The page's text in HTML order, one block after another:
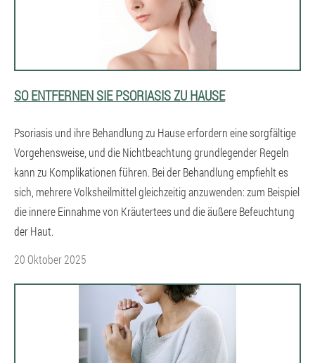
SO ENTFERNEN SIE PSORIASIS ZU HAUSE
Psoriasis und ihre Behandlung zu Hause erfordern eine sorgfältige
Vorgehensweise, und die Nichtbeachtung grundlegender Regeln
kann zu Komplikationen führen. Bei der Behandlung empfiehlt es
sich, mehrere Volksheilmittel gleichzeitig anzuwenden: zum Beispiel
die innere Einnahme von Kräutertees und die äußere Befeuchtung
der Haut.
20 Oktober 2025